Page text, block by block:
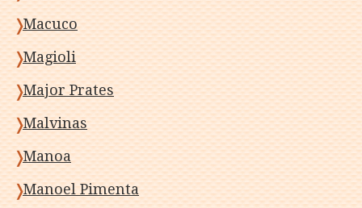
Macuco
Magioli
Major Prates
Malvinas
Manoa
Manoel Pimenta